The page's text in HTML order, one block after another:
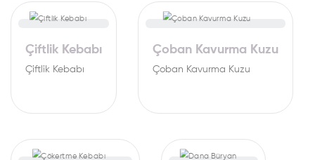
Çiftlik Kebabı
Çiftlik Kebabı
Çoban Kavurma Kuzu
Çoban Kavurma Kuzu